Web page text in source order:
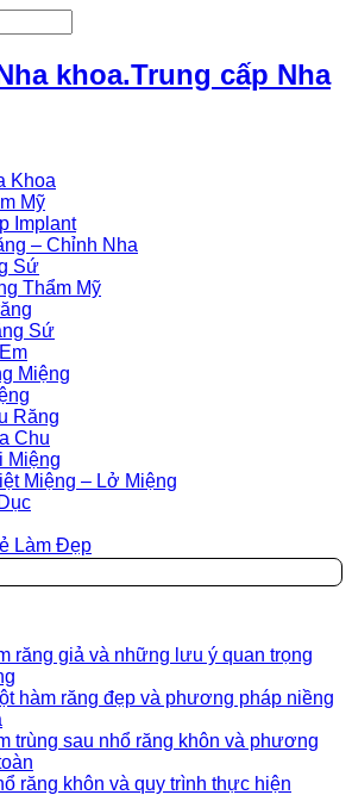
Trung cấp Nha
Khoa
Mỹ
Implant
– Chỉnh Nha
Sứ
Thẩm Mỹ
Sứ
Miệng
Răng
Chu
Miệng
Miệng – Lở Miệng
Làm Đẹp
răng giả và những lưu ý quan trọng
hàm răng đẹp và phương pháp niềng
trùng sau nhổ răng khôn và phương
răng khôn và quy trình thực hiện